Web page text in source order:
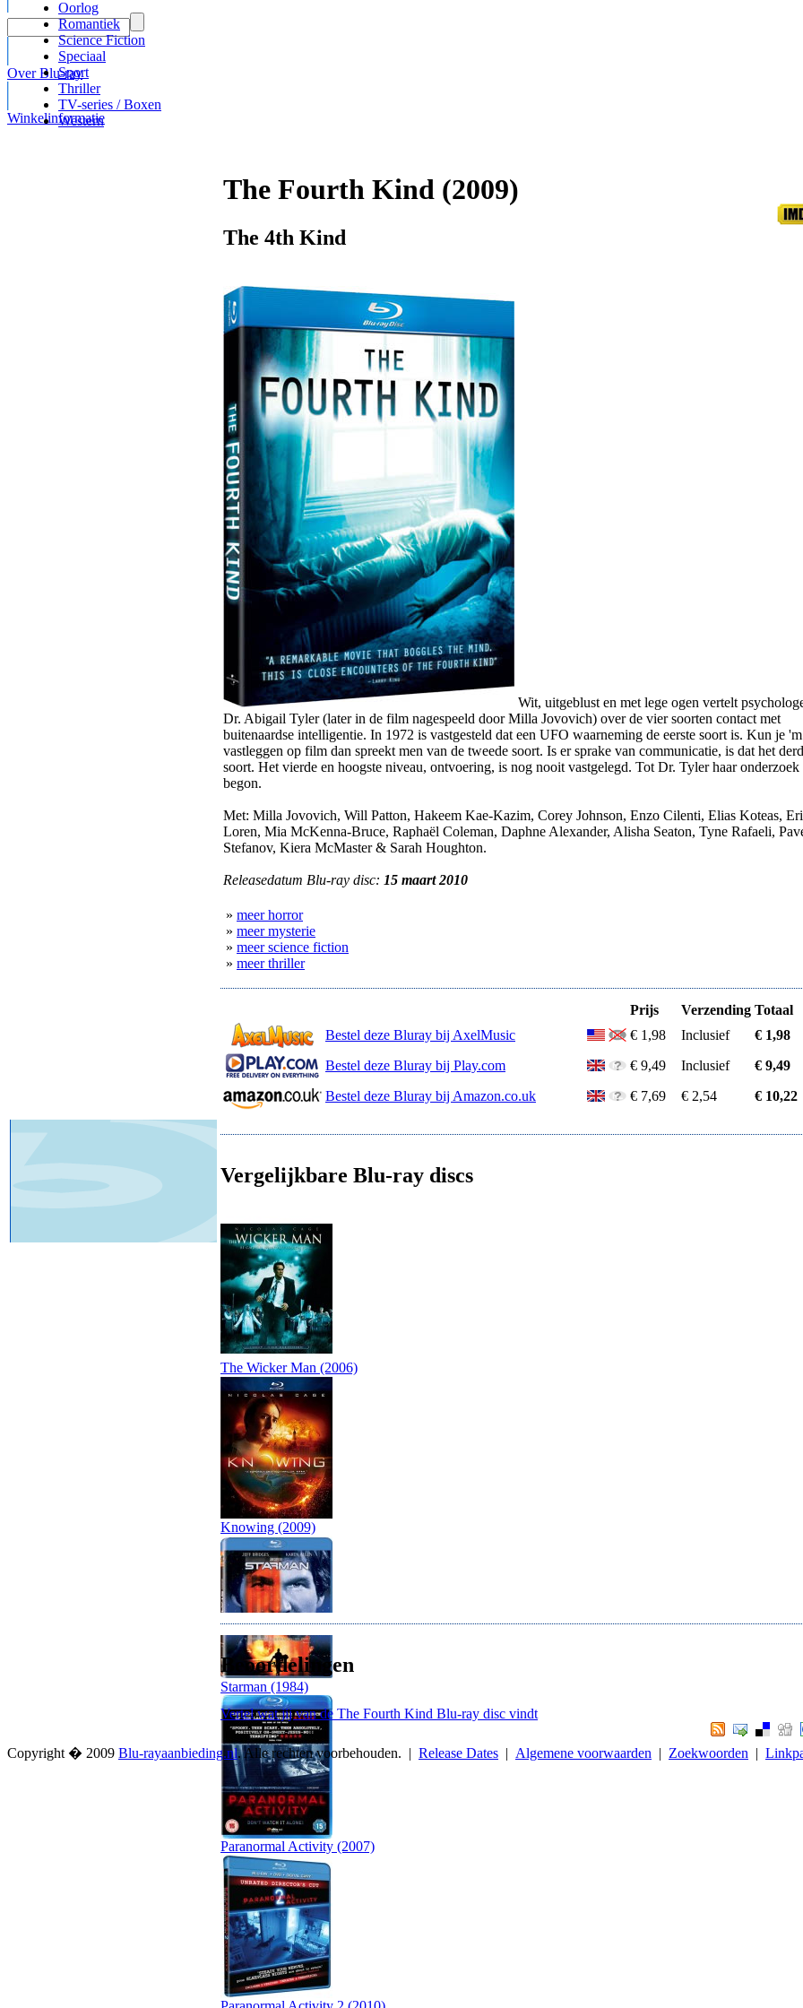
Over Blu-ray
Winkelinformatie
Oorlog
Romantiek
Science Fiction
Speciaal
Sport
Thriller
TV-series / Boxen
Western
The Fourth Kind (2009)
The 4th Kind
Wit, uitgeblust en met lege ogen vertelt
Dr. Abigail Tyler (later in de film nagespeeld door Milla Jovovich) over de vier soorten contact met
buitenaardse intelligentie. In 1972 is vastgesteld dat een UFO waarneming de eerste soort is. Kun je 'm
vastleggen op film dan spreekt men van de tweede soort. Is er sprake van communicatie, is dat het
soort. Het vierde en hoogste niveau, ontvoering, is nog nooit vastgelegd. Tot Dr. Tyler haar onderzoek
begon.
Met: Milla Jovovich, Will Patton, Hakeem Kae-Kazim, Corey Johnson, Enzo Cilenti, Elias Koteas,
Loren, Mia McKenna-Bruce, Raphaël Coleman, Daphne Alexander, Alisha Seaton, Tyne Rafaeli,
Stefanov, Kiera McMaster & Sarah Houghton.
Releasedatum Blu-ray disc: 15 maart 2010
» meer horror
» meer mysterie
» meer science fiction
» meer thriller
Prijs Verzending Totaal
Bestel deze Bluray bij AxelMusic
€ 1,98 Inclusief
€ 1,98
Bestel deze Bluray bij Play.com
€ 9,49 Inclusief
€ 9,49
Bestel deze Bluray bij Amazon.co.uk
€ 7,69 € 2,54 € 10,22
Vergelijkbare Blu-ray discs
The Wicker Man (2006)
Knowing (2009)
Starman (1984)
Paranormal Activity (2007)
Beoordelingen
Vertel wat jij van de The Fourth Kind Blu-ray disc vindt
Copyright � 2009 Blu-rayaanbieding.nl. Alle rechten voorbehouden. | Release Dates | Algemene voorwaarden | Zoekwoorden |